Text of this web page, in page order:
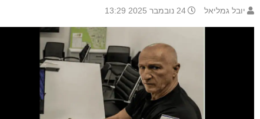
יובל גמליאל 24 נובמבר 2025 13:29